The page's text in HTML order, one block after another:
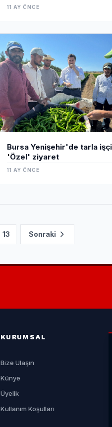
11 AY ÖNCE
Bursa Yenişehir'de tarla
'Özel' ziyaret
11 AY ÖNCE
13 Sonraki
KURUMSAL
Bize Ulaşın
Künye
Üyelik
Kullanım Koşulları